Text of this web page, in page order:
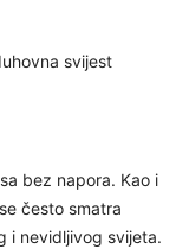
svijest
bez napora. Kao i
često smatra
i nevidljivog svijeta.